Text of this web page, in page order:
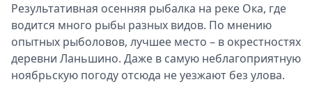
Результативная осенняя рыбалка на реке Ока, где
водится много рыбы разных видов. По мнению
опытных рыболовов, лучшее место – в окрестностях
деревни Ланьшино. Даже в самую неблагоприятную
ноябрьскую погоду отсюда не уезжают без улова.